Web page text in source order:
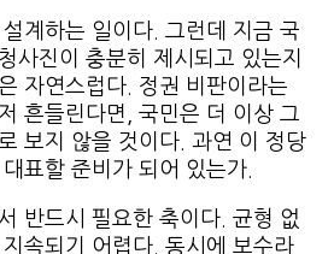
계하는 일이다. 그런데 지금 국
사진이 충분히 제시되고 있는지
자연스럽다. 정권 비판이라는
흔들린다면, 국민은 더 이상 그
보지 않을 것이다. 과연 이 정당
표할 준비가 되어 있는가.
반드시 필요한 축이다. 균형 없
속되기 어렵다. 동시에 보수라